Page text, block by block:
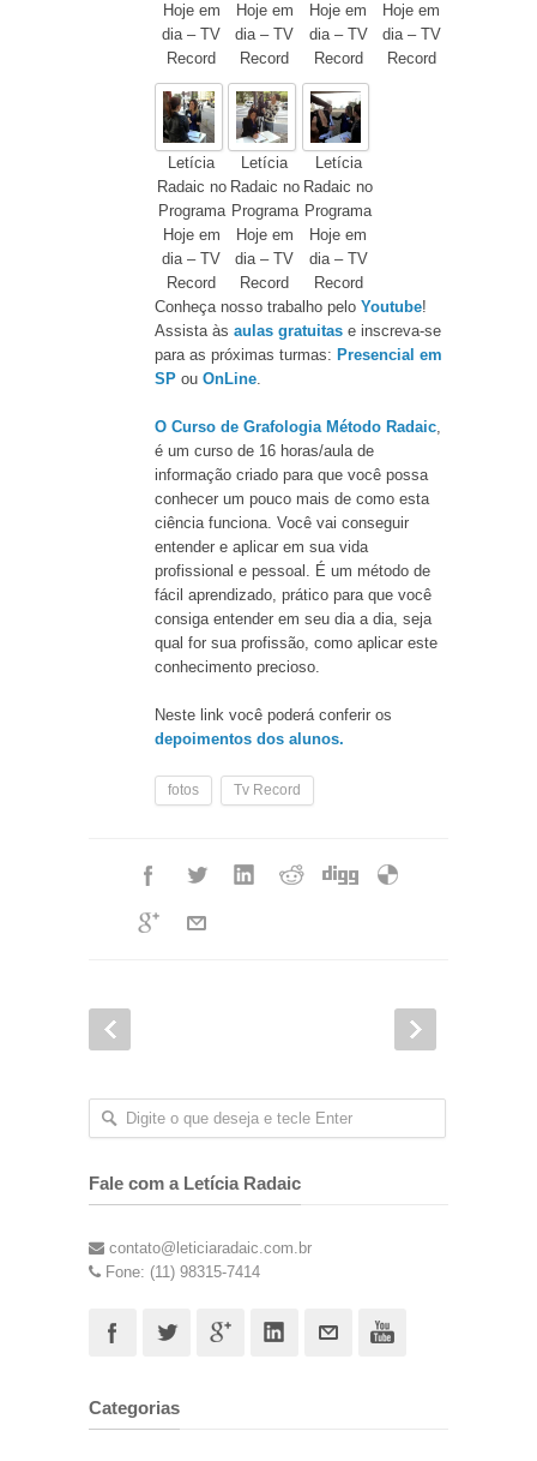
Hoje em
dia – TV
Record
Hoje em
dia – TV
Record
Hoje em
dia – TV
Record
Hoje em
dia – TV
Record
Letícia
Radaic no
Programa
Hoje em
dia – TV
Record
Letícia
Radaic no
Programa
Hoje em
dia – TV
Record
Letícia
Radaic no
Programa
Hoje em
dia – TV
Record
Conheça nosso trabalho pelo Youtube!
Assista às aulas gratuitas e inscreva-se
para as próximas turmas: Presencial em
SP ou OnLine.
O Curso de Grafologia Método Radaic,
é um curso de 16 horas/aula de
informação criado para que você possa
conhecer um pouco mais de como esta
ciência funciona. Você vai conseguir
entender e aplicar em sua vida
profissional e pessoal. É um método de
fácil aprendizado, prático para que você
consiga entender em seu dia a dia, seja
qual for sua profissão, como aplicar este
conhecimento precioso.
Neste link você poderá conferir os
depoimentos dos alunos.
fotos Tv Record
Fale com a Letícia Radaic
contato@leticiaradaic.com.br
Fone: (11) 98315-7414
Categorias